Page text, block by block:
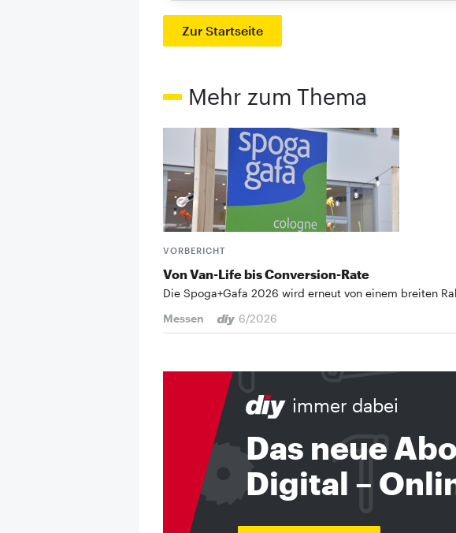
Zur Startseite
Mehr zum Thema
VORBERICHT
Von Van-Life bis ­Conversion-Rate
Die Spoga+Gafa 2026 wird erneut von einem breiten
Messen
6/2026
immer dabei
Das neue
Digital –